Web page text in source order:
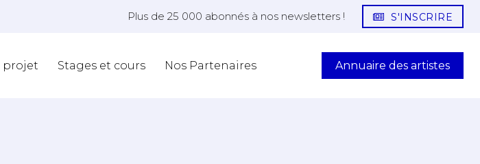
Plus de 25 000 abonnés à nos newsletters ! S'INSCRIRE
projet Stages et cours Nos Partenaires Annuaire des artistes